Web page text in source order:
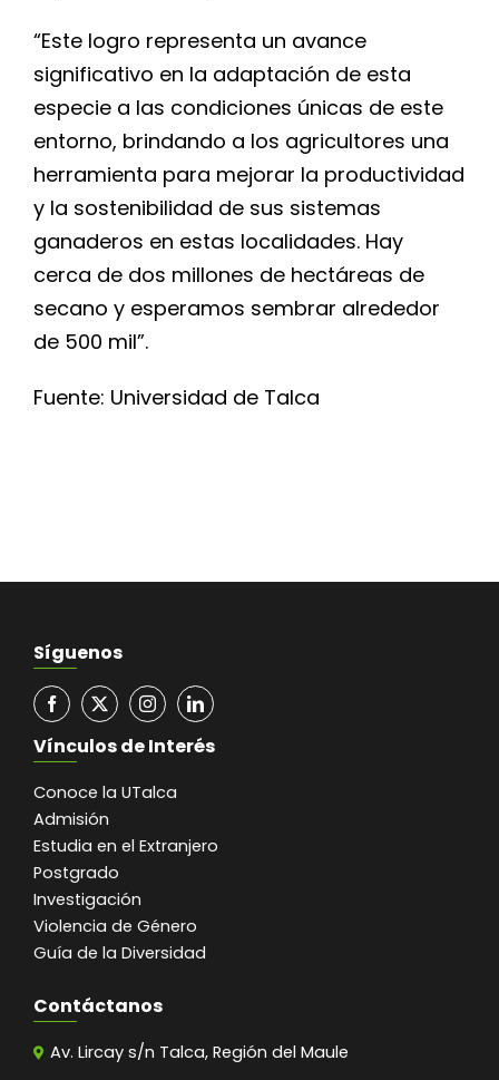
“Este logro representa un avance
significativo en la adaptación de esta
especie a las condiciones únicas de este
entorno, brindando a los agricultores una
herramienta para mejorar la productividad
y la sostenibilidad de sus sistemas
ganaderos en estas localidades. Hay
cerca de dos millones de hectáreas de
secano y esperamos sembrar alrededor
de 500 mil”.
Fuente: Universidad de Talca
Síguenos
Vínculos de Interés
Conoce la UTalca
Admisión
Estudia en el Extranjero
Postgrado
Investigación
Violencia de Género
Guía de la Diversidad
Contáctanos
Av. Lircay s/n Talca, Región del Maule